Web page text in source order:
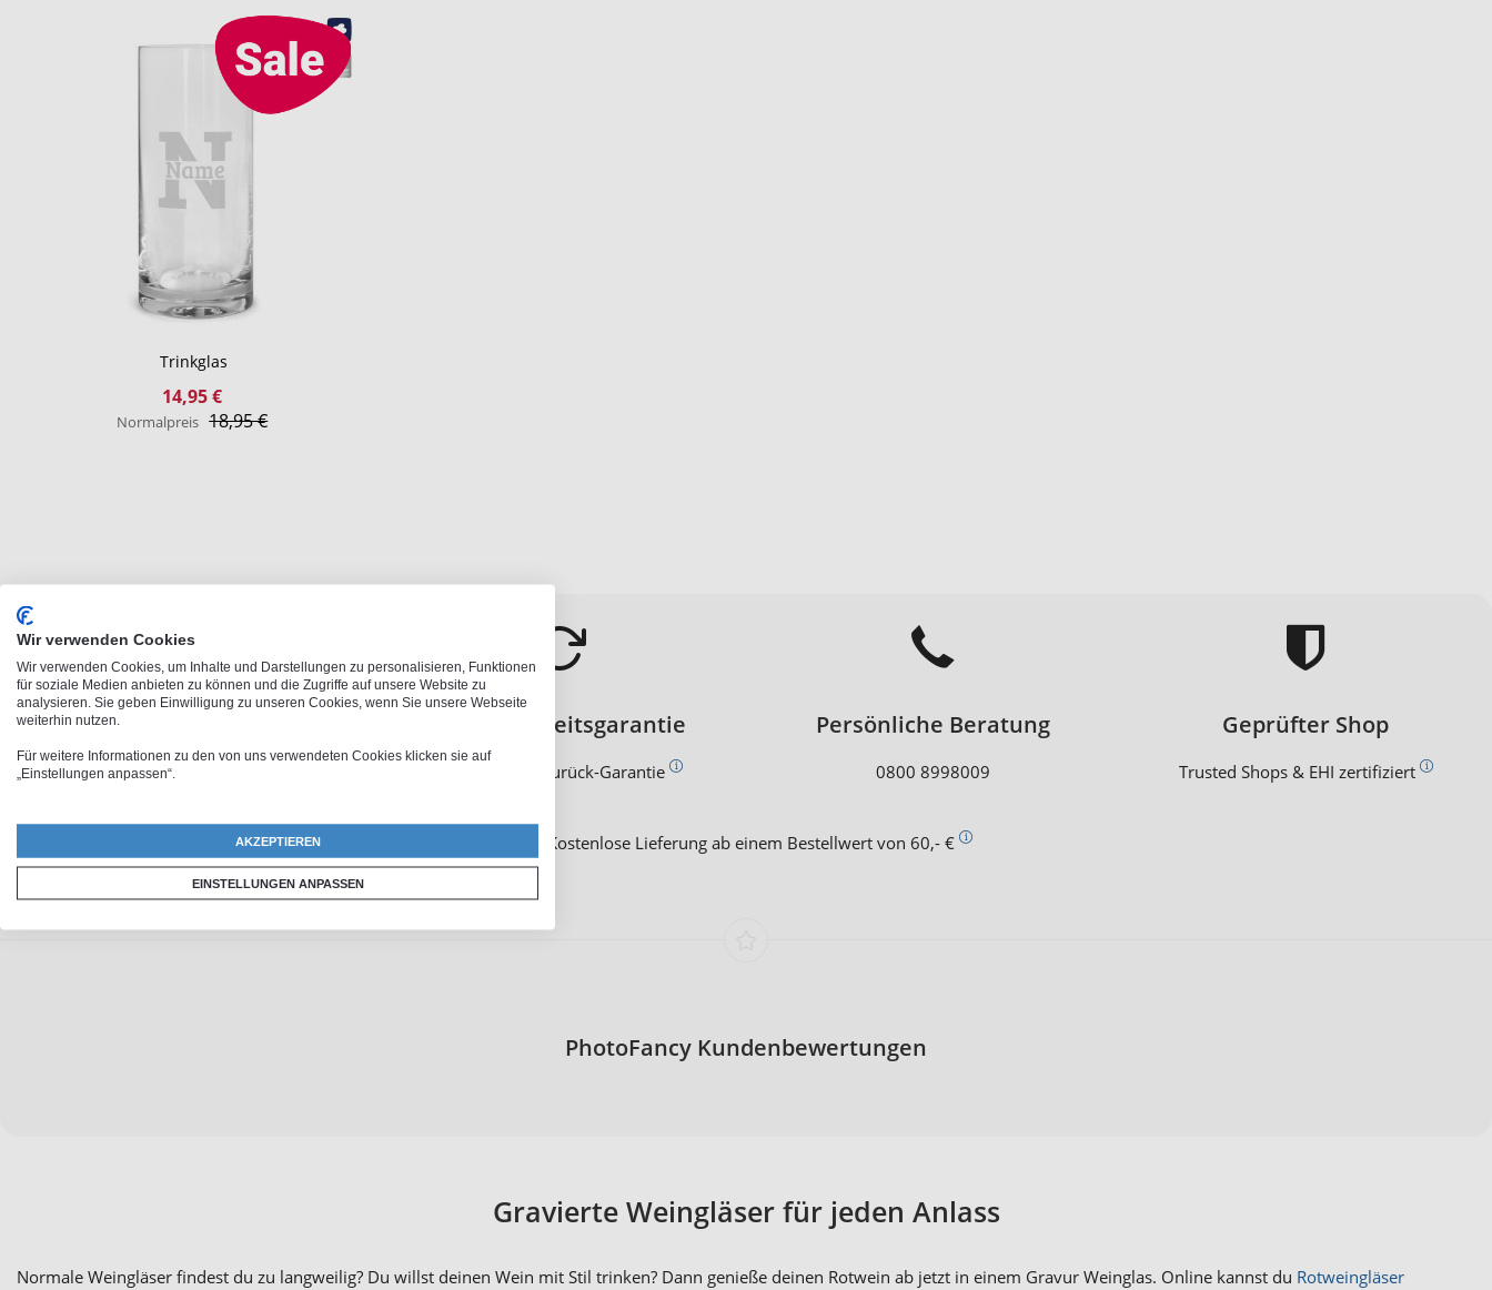
Trinkglas
Sonderangebot
14,95 €
Normalpreis 18,95 €
Schneller Versand
In 24 Stunden versandfertig
Zufriedenheitsgarantie
30 Tage Geld-zurück-Garantie
Persönliche Beratung
0800 8998009
Geprüfter Shop
Trusted Shops & EHI zertifiziert
Kostenlose Lieferung ab einem Bestellwert von 60,- €
PhotoFancy Kundenbewertungen
Gravierte Weingläser für jeden Anlass
Normale Weingläser findest du zu langweilig? Du willst deinen Wein mit Stil trinken? Dann genieße deinen Rotwein ab jetzt in einem Gravur Weinglas. Online kannst du Rotweingläser
Wir verwenden Cookies
Wir verwenden Cookies, um Inhalte und Darstellungen zu personalisieren, Funktionen
für soziale Medien anbieten zu können und die Zugriffe auf unsere Website zu
analysieren. Sie geben Einwilligung zu unseren Cookies, wenn Sie unsere Webseite
weiterhin nutzen.
Für weitere Informationen zu den von uns verwendeten Cookies klicken sie auf
„Einstellungen anpassen“.
AKZEPTIEREN
EINSTELLUNGEN ANPASSEN